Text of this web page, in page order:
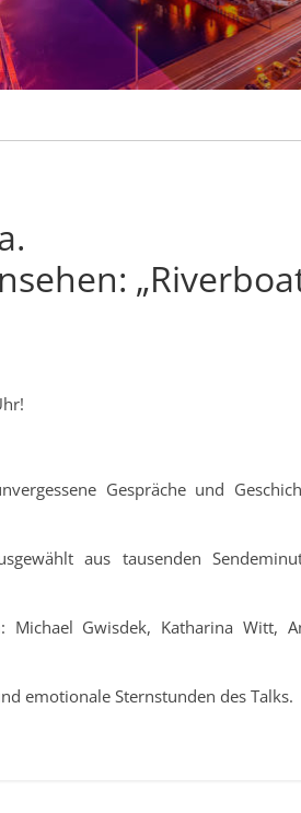
Gespräche und
aus tausenden
Gwisdek, Katharina Witt,
emotionale Sternstunden des Talks.